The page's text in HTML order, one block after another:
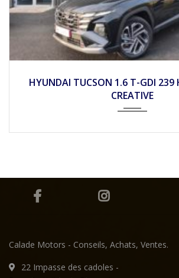
HYUNDAI TUCSON 1.6 T-GDI 239
CREATIVE
Calade Motors - Conseils, Achats, Ventes.
22 Impasse des cadoles -